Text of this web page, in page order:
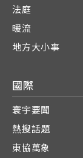
法庭
暖流
地方大小事
國際
寰宇要聞
熱搜話題
東協萬象